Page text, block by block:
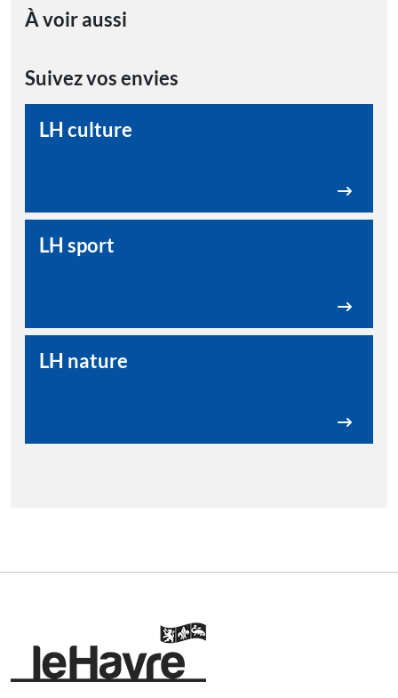
À voir aussi
Suivez vos envies
LH culture
LH sport
LH nature